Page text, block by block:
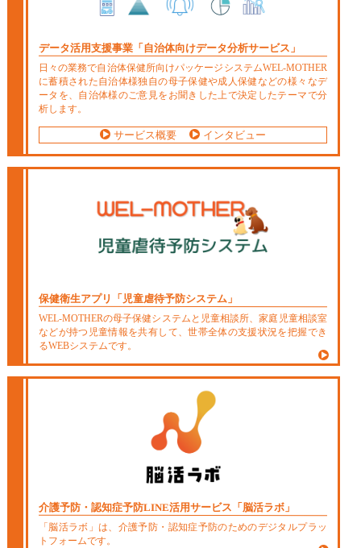
データ活用支援事業「自治体向けデータ分析サービス」
日々の業務で自治体保健所向けパッケージシステムWEL-MOTHER
に蓄積された自治体様独自の母子保健や成人保健などの様々なデ
ータを、自治体様のご意見をお聞きした上で決定したテーマで分
析します。
サービス概要 インタビュー
保健衛生アプリ 「児童虐待予防システム」
WEL-MOTHERの母子保健システムと児童相談所、家庭児童相談室
などが持つ児童情報を共有して、世帯全体の支援状況を把握でき
るWEBシステムです。
介護予防・認知症予防LINE活用サービス 「脳活ラボ」
「脳活ラボ」は、介護予防・認知症予防のためのデジタルプラッ
トフォームです。